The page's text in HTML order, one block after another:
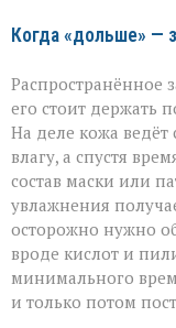
Когда «дольше» —
Распространённое
его стоит держать
На деле кожа ведёт
влагу, а спустя
состав маски или
увлажнения
осторожно нужно
вроде кислот и
минимального
и только потом